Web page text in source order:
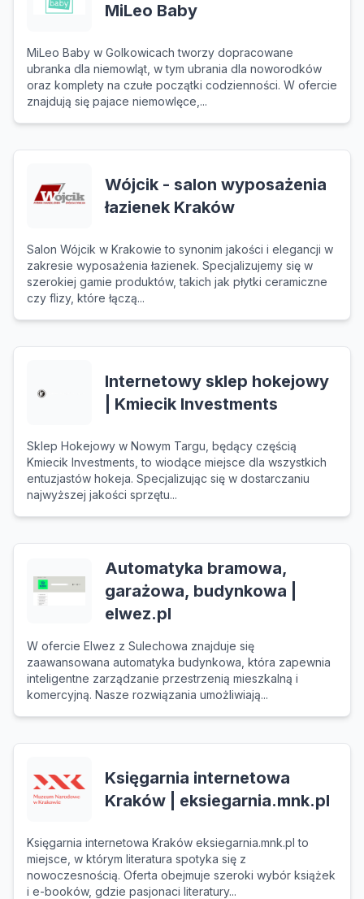
MiLeo Baby
MiLeo Baby w Golkowicach tworzy dopracowane
ubranka dla niemowląt, w tym ubrania dla noworodków
oraz komplety na czułe początki codzienności. W ofercie
znajdują się pajace niemowlęce,...
Wójcik - salon wyposażenia
łazienek Kraków
Salon Wójcik w Krakowie to synonim jakości i elegancji w
zakresie wyposażenia łazienek. Specjalizujemy się w
szerokiej gamie produktów, takich jak płytki ceramiczne
czy flizy, które łączą...
Internetowy sklep hokejowy
| Kmiecik Investments
Sklep Hokejowy w Nowym Targu, będący częścią
Kmiecik Investments, to wiodące miejsce dla wszystkich
entuzjastów hokeja. Specjalizując się w dostarczaniu
najwyższej jakości sprzętu...
Automatyka bramowa,
garażowa, budynkowa |
elwez.pl
W ofercie Elwez z Sulechowa znajduje się
zaawansowana automatyka budynkowa, która zapewnia
inteligentne zarządzanie przestrzenią mieszkalną i
komercyjną. Nasze rozwiązania umożliwiają...
Księgarnia internetowa
Kraków | eksiegarnia.mnk.pl
Księgarnia internetowa Kraków eksiegarnia.mnk.pl to
miejsce, w którym literatura spotyka się z
nowoczesnością. Oferta obejmuje szeroki wybór książek
i e-booków, gdzie pasjonaci literatury...